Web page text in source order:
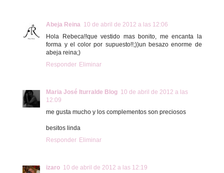
Abeja Reina 10 de abril de 2012 a las 12:06
Hola Rebeca!!que vestido mas bonito, me encanta la
forma y el color por supuesto!!;))un besazo enorme de
abeja reina;)
Responder Eliminar
Maria José Iturralde Blog 10 de abril de 2012 a las
12:09
me gusta mucho y los complementos son preciosos
besitos linda
Responder Eliminar
izaro 10 de abril de 2012 a las 12:19